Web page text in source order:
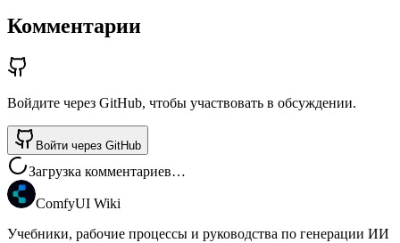
Комментарии
Войдите через GitHub, чтобы участвовать в обсуждении.
Войти через GitHub
Загрузка комментариев…
ComfyUI Wiki
Учебники, рабочие процессы и руководства по генерации ИИ